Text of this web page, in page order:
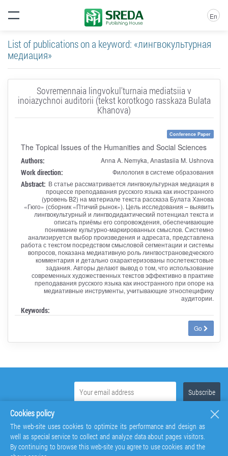
En
List of publications on a keyword: «лингвокультурная
медиация»
Sovremennaia lingvokul'turnaia mediatsiia v
inoiazychnoi auditorii (tekst korotkogo rasskaza Bulata
Khanova)
Conference Paper
The Topical Issues of the Humanities and Social Sciences
Authors: Anna A. Nemyka, Anastasiia M. Ushnova
Work direction: Филология в системе образования
Abstract: В статье рассматривается лингвокультурная медиация в
процессе преподавания русского языка как иностранного
(уровень B2) на материале текста рассказа Булата Ханова
«Гюго» (сборник «Птичий рынок»). Цель исследования – выявить
лингвокультурный и лингводидактический потенциал текста и
описать приёмы его сопровождения, обеспечивающие
понимание культурно-маркированных смыслов. Системно
анализируется выбор произведения и адресата, представлена
работа с текстом посредством смысловой сегментации и системы
вопросов, показана медиативную роль лингвострановедческого
комментария и детально охарактеризованы послетекстовые
задания. Авторы делают вывод о том, что использование
современных художественных текстов эффективно в практике
преподавания русского языка как иностранного при опоре на
медиативные инструменты, учитывающие этноспецифику
аудитории.
Keywords:
Go
Cookies policy
The web-site uses cookies to optimize its performance and design as
well as special service to collect and analyze data about pages visitors.
By continuing to browse this web-site you agree to use cookies and the